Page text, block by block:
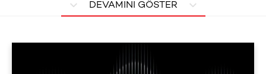
DEVAMINI GÖSTER